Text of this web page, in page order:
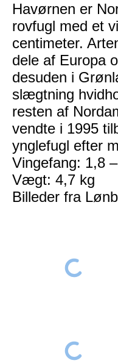
Havørnen er
rovfugl med et
centimeter.
dele af Europa
desuden i
slægtning
resten af
vendte i 1995
ynglefugl efter
Vingefang: 1,8
Vægt: 4,7 kg
Billeder fra